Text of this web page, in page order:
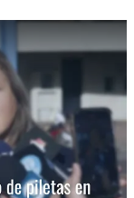
asegura que